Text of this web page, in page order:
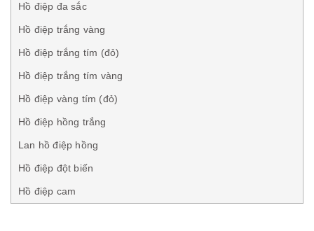
Hồ điệp đa sắc
Hồ điệp trắng vàng
Hồ điệp trắng tím (đỏ)
Hồ điệp trắng tím vàng
Hồ điệp vàng tím (đỏ)
Hồ điệp hồng trắng
Lan hồ điệp hồng
Hồ điệp đột biến
Hồ điệp cam